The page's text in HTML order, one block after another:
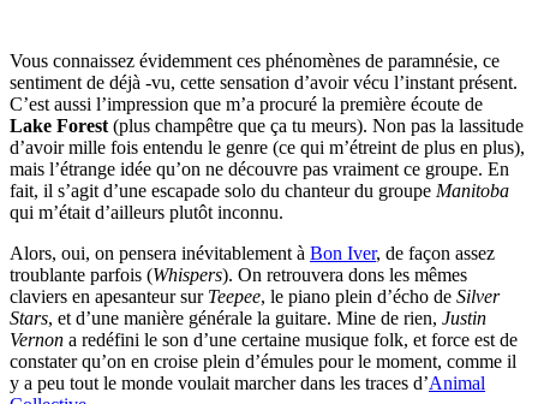
Vous connaissez évidemment ces phénomènes de paramnésie, ce
sentiment de déjà -vu, cette sensation d’avoir vécu l’instant présent.
C’est aussi l’impression que m’a procuré la première écoute de
Lake Forest (plus champêtre que ça tu meurs). Non pas la lassitude
d’avoir mille fois entendu le genre (ce qui m’étreint de plus en plus),
mais l’étrange idée qu’on ne découvre pas vraiment ce groupe. En
fait, il s’agit d’une escapade solo du chanteur du groupe Manitoba
qui m’était d’ailleurs plutôt inconnu.
Alors, oui, on pensera inévitablement à Bon Iver, de façon assez
troublante parfois (Whispers). On retrouvera dons les mêmes
claviers en apesanteur sur Teepee, le piano plein d’écho de Silver
Stars, et d’une manière générale la guitare. Mine de rien, Justin
Vernon a redéfini le son d’une certaine musique folk, et force est de
constater qu’on en croise plein d’émules pour le moment, comme il
y a peu tout le monde voulait marcher dans les traces d’Animal